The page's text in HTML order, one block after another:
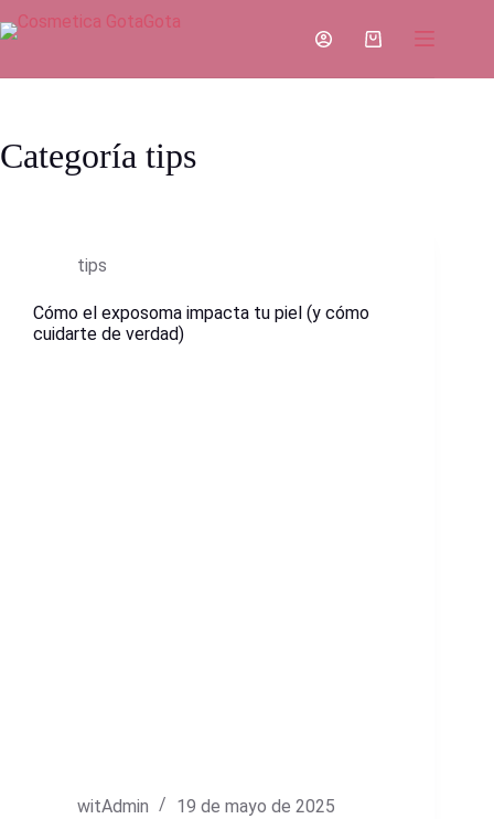
Saltar
al
Carro
Categoría tips
tips
Cómo el exposoma impacta tu piel (y cómo
cuidarte de verdad)
witAdmin 19 de mayo de 2025